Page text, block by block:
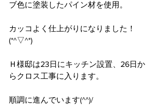
ブ色に塗装したパイン材を使用。
カッコよく仕上がりになりました！
(*^▽^*)
Ｈ様邸は23日にキッチン設置、26日か
らクロス工事に入ります。
順調に進んでいます(^^)/